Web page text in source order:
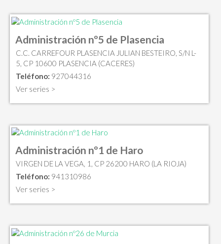
Administración nº5 de Plasencia
C.C. CARREFOUR PLASENCIA JULIAN BESTEIRO, S/N L-
5, CP 10600 PLASENCIA (CACERES)
Teléfono: 927044316
Ver series >
Administración nº1 de Haro
VIRGEN DE LA VEGA, 1, CP 26200 HARO (LA RIOJA)
Teléfono: 941310986
Ver series >